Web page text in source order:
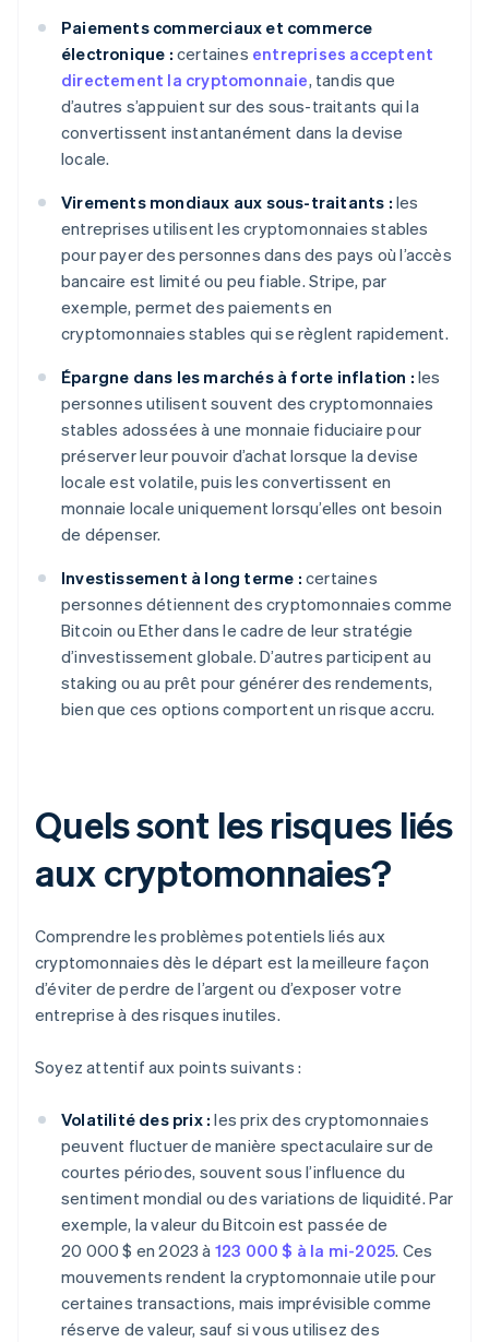
Paiements commerciaux et commerce
électronique : certaines entreprises acceptent
directement la cryptomonnaie, tandis que
d’autres s’appuient sur des sous-traitants qui la
convertissent instantanément dans la devise
locale.
Virements mondiaux aux sous-traitants : les
entreprises utilisent les cryptomonnaies stables
pour payer des personnes dans des pays où l’accès
bancaire est limité ou peu fiable. Stripe, par
exemple, permet des paiements en
cryptomonnaies stables qui se règlent rapidement.
Épargne dans les marchés à forte inflation : les
personnes utilisent souvent des cryptomonnaies
stables adossées à une monnaie fiduciaire pour
préserver leur pouvoir d’achat lorsque la devise
locale est volatile, puis les convertissent en
monnaie locale uniquement lorsqu’elles ont besoin
de dépenser.
Investissement à long terme : certaines
personnes détiennent des cryptomonnaies comme
Bitcoin ou Ether dans le cadre de leur stratégie
d’investissement globale. D’autres participent au
staking ou au prêt pour générer des rendements,
bien que ces options comportent un risque accru.
Quels sont les risques liés
aux cryptomonnaies?
Comprendre les problèmes potentiels liés aux
cryptomonnaies dès le départ est la meilleure façon
d’éviter de perdre de l’argent ou d’exposer votre
entreprise à des risques inutiles.
Soyez attentif aux points suivants :
Volatilité des prix : les prix des cryptomonnaies
peuvent fluctuer de manière spectaculaire sur de
courtes périodes, souvent sous l’influence du
sentiment mondial ou des variations de liquidité. Par
exemple, la valeur du Bitcoin est passée de
20 000 $ en 2023 à 123 000 $ à la mi-2025. Ces
mouvements rendent la cryptomonnaie utile pour
certaines transactions, mais imprévisible comme
réserve de valeur, sauf si vous utilisez des